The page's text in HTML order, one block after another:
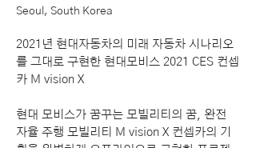
Seoul, South Korea
2021년 현대자동차의 미래 자동차 시나리오
를 그대로 구현한 현대모비스 2021 CES 컨셉
카 M vision X
현대 모비스가 꿈꾸는 모빌리티의 꿈, 완전
자율 주행 모빌리티 M vision X 컨셉카의 기